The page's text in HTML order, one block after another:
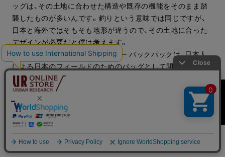
BRAND
ッグは、その土地に合わせた構造や既存の機能をそのまま踏
襲したものが多いんです。釣りという意味では同じですが、
日本と海外ではそもそも地形が違うので、その土地に合った
デザインが必要だと僕は考えます。
Afterglowのストリーム チェーサー バックパックは、日本人
による日本のフィールドのためのバッグとして開発したの
で、ぜひその魅力を実際に日本の渓流で使って実感してもら
いたいです。
オプションパーツやプロトタイプの新作も登
場